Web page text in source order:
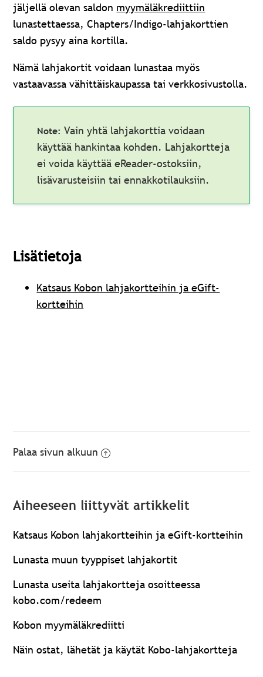
jäljellä olevan saldon myymäläkrediittiin
lunastettaessa, Chapters/Indigo-lahjakorttien
saldo pysyy aina kortilla.
Nämä lahjakortit voidaan lunastaa myös
vastaavassa vähittäiskaupassa tai verkkosivustolla.
Vain yhtä lahjakorttia voidaan
käyttää hankintaa kohden. Lahjakortteja
ei voida käyttää eReader-ostoksiin,
lisävarusteisiin tai ennakkotilauksiin.
Lisätietoja
Katsaus Kobon lahjakortteihin ja eGift-
kortteihin
Palaa sivun alkuun
Aiheeseen liittyvät artikkelit
Katsaus Kobon lahjakortteihin ja eGift-kortteihin
Lunasta muun tyyppiset lahjakortit
Lunasta useita lahjakortteja osoitteessa
kobo.com/redeem
Kobon myymäläkrediitti
Näin ostat, lähetät ja käytät Kobo-lahjakortteja